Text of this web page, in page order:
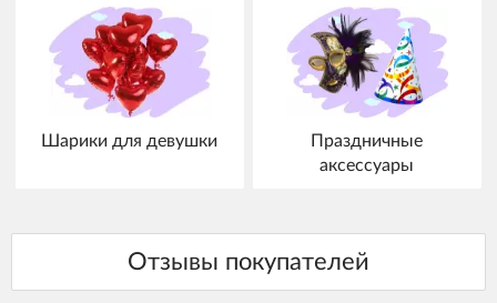
Шарики для девушки
Праздничные
аксессуары